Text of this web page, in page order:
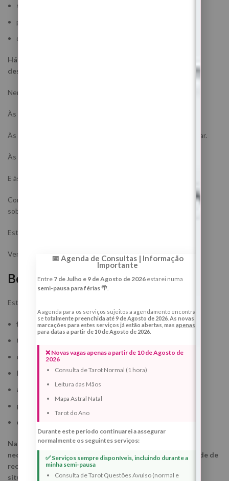
sentes desgaste espiritual acumulado
precisas de reorganizar a tua vida
queres voltar a sentir paz e segurança interna
Há uma coisa importante que precisas de perceber antes
deste ritual:
Nem sempre o problema é falta de força.
Às vezes é excesso de desgaste.
Às vezes o corpo já está cansado antes mesmo do dia começar.
Às vezes a mente já não consegue sustentar mais pressão.
E às vezes prosperidade não começa quando recebes mais.
Começa quando deixas de viver constantemente em
sobrevivência.
Esta Lua Nova não vem acelerar.
Vem estabilizar.
Benefícios espirituais deste ritual
Este ritual espiritual de Lua Nova foi criado para:
fortalecer a energia pessoal
trazer estabilidade emocional e energética
desbloquear caminhos materiais e profissionais
limpar desgaste acumulado
ajudar na reorganização interna
proteger energeticamente o campo pessoal
criar bases mais sólidas para um novo ciclo
Nas 48 horas seguintes ao ritual, podes sentir maior
necessidade de descanso, silêncio, sono profundo, vontade de
reorganizar espaços, afastar-te de ruído ou simplificar
situações da tua vida.
📅 Agenda de Consultas | Informação
Importante
Entre 7 de Julho e 9 de Agosto de 2026estarei numa
semi-pausa para férias 🌴.
A agenda para os serviços sujeitos a agendamento encontra-
se totalmente preenchida até 9 de Agosto de 2026. As novas
marcações para estes serviços já estão abertas, mas apenas
para datas a partir de 10 de Agosto de 2026.
❌ Novas vagas apenas a partir de 10 de Agosto de
2026
Consulta de Tarot Normal (1 hora)
Leitura das Mãos
Mapa Astral Natal
Tarot do Ano
Durante este período continuarei a assegurar
normalmente os seguintes serviços:
✅ Serviços sempre disponíveis, incluindo durante a
minha semi-pausa
Consulta de Tarot Questões Avulso (normal e